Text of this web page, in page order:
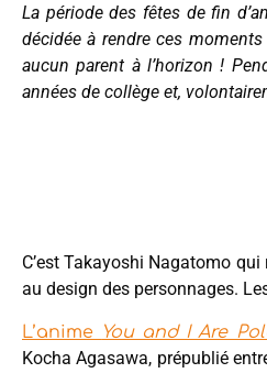
La période des fêtes de fin
décidée à rendre ces
aucun parent à l’horizon !
années de collège et,
C’est Takayoshi Nagatomo
au design des personnages.
L’anime You and I Are
Kocha Agasawa, prépublié